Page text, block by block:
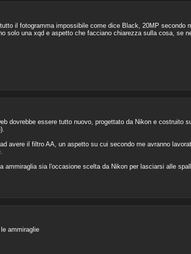
il fotogramma impossibile come dice Black, 20MP secondo
solo una xqd e aspetto che facciano chiarezza sulla cosa, se
dovrebbe essere tutto nuovo, progettato da Nikon e costruito
avere il filtro AA, un aspetto su cui secondo me avranno
ammiraglia sia l'occasione scelta da Nikon per lasciarsi alle
ammiraglie